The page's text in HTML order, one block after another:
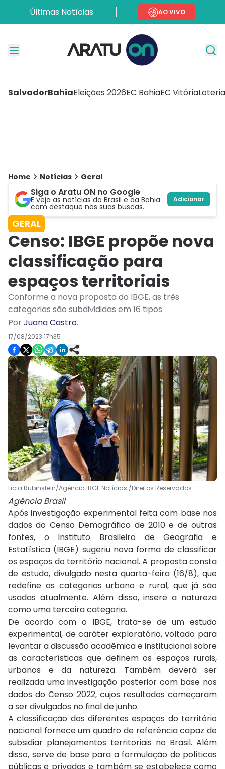
Últimas Notícias AO VIVO
SalvadorBahiaEleições 2026EC BahiaEC Vitória
Home Notícias Geral
Siga o Aratu ON no Google
E veja as notícias do Brasil e da Bahia
com destaque nas suas buscas.
Adicionar
GERAL
Censo: IBGE propõe nova
classificação para
espaços territoriais
Conforme a nova proposta do IBGE, as três
categorias são subdivididas em 16 tipos
PorJuana Castro.
17/08/2023 17h35
Licia Rubinstein/Agência IBGE Notícias /Direitos Reservados
Agência Brasil
Após investigação experimental feita com base nos
dados do Censo Demográfico de 2010 e de outras
fontes, o Instituto Brasileiro de Geografia e
Estatística (IBGE) sugeriu nova forma de classificar
os espaços do território nacional. A proposta consta
de estudo, divulgado nesta quarta-feira (16/8), que
redefine as categorias urbano e rural, que já são
usadas atualmente. Além disso, insere a natureza
como uma terceira categoria.
De acordo com o IBGE, trata-se de um estudo
experimental, de caráter exploratório, voltado para
levantar a discussão acadêmica e institucional sobre
as características que definem os espaços rurais,
urbanos e da natureza. Também deverá ser
realizada uma investigação posterior com base nos
dados do Censo 2022, cujos resultados começaram
a ser divulgados no final de junho.
A classificação dos diferentes espaços do território
nacional fornece um quadro de referência capaz de
subsidiar planejamentos territoriais no Brasil. Além
disso, serve de base para a formulação de políticas